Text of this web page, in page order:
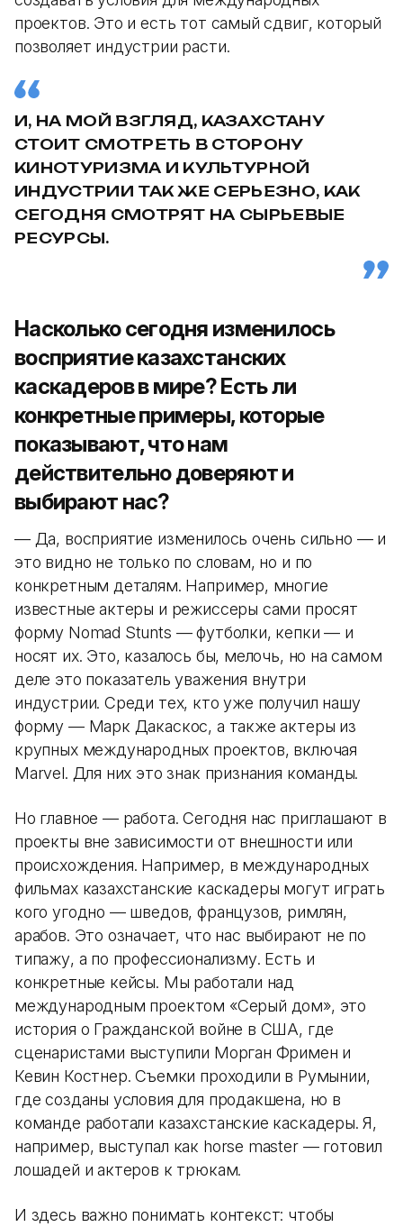
проектов. Это и есть тот самый сдвиг, который
позволяет индустрии расти.
И, НА МОЙ ВЗГЛЯД, КАЗАХСТАНУ
СТОИТ СМОТРЕТЬ В СТОРОНУ
КИНОТУРИЗМА И КУЛЬТУРНОЙ
ИНДУСТРИИ ТАК ЖЕ СЕРЬЕЗНО, КАК
СЕГОДНЯ СМОТРЯТ НА СЫРЬЕВЫЕ
РЕСУРСЫ.
Насколько сегодня изменилось
восприятие казахстанских
каскадеров в мире? Есть ли
конкретные примеры, которые
показывают, что нам
действительно доверяют и
выбирают нас?
— Да, восприятие изменилось очень сильно — и
это видно не только по словам, но и по
конкретным деталям. Например, многие
известные актеры и режиссеры сами просят
форму Nomad Stunts — футболки, кепки — и
носят их. Это, казалось бы, мелочь, но на самом
деле это показатель уважения внутри
индустрии. Среди тех, кто уже получил нашу
форму — Марк Дакаскос, а также актеры из
крупных международных проектов, включая
Marvel. Для них это знак признания команды.
Но главное — работа. Сегодня нас приглашают в
проекты вне зависимости от внешности или
происхождения. Например, в международных
фильмах казахстанские каскадеры могут играть
кого угодно — шведов, французов, римлян,
арабов. Это означает, что нас выбирают не по
типажу, а по профессионализму. Есть и
конкретные кейсы. Мы работали над
международным проектом «Серый дом», это
история о Гражданской войне в США, где
сценаристами выступили Морган Фримен и
Кевин Костнер. Съемки проходили в Румынии,
где созданы условия для продакшена, но в
команде работали казахстанские каскадеры. Я,
например, выступал как horse master — готовил
лошадей и актеров к трюкам.
И здесь важно понимать контекст: чтобы